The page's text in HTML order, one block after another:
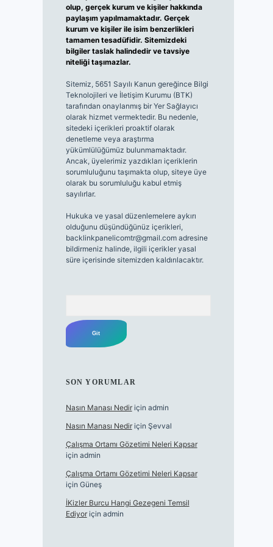
olup, gerçek kurum ve kişiler hakkında
paylaşım yapılmamaktadır. Gerçek
kurum ve kişiler ile isim benzerlikleri
tamamen tesadüfidir. Sitemizdeki
bilgiler taslak halindedir ve tavsiye
niteliği taşımazlar.
Sitemiz, 5651 Sayılı Kanun gereğince Bilgi
Teknolojileri ve İletişim Kurumu (BTK)
tarafından onaylanmış bir Yer Sağlayıcı
olarak hizmet vermektedir. Bu nedenle,
sitedeki içerikleri proaktif olarak
denetleme veya araştırma
yükümlülüğümüz bulunmamaktadır.
Ancak, üyelerimiz yazdıkları içeriklerin
sorumluluğunu taşımakta olup, siteye üye
olarak bu sorumluluğu kabul etmiş
sayılırlar.
Hukuka ve yasal düzenlemelere aykırı
olduğunu düşündüğünüz içerikleri,
backlinkpanelicomtr@gmail.comadresine
bildirmeniz halinde, ilgili içerikler yasal
süre içerisinde sitemizden kaldırılacaktır.
SON YORUMLAR
Nasın Manası Nediriçin admin
Nasın Manası Nediriçin Şevval
Çalışma Ortamı Gözetimi Neleri Kapsar
için admin
Çalışma Ortamı Gözetimi Neleri Kapsar
için Güneş
İKizler Burcu Hangi Gezegeni Temsil
Ediyoriçin admin